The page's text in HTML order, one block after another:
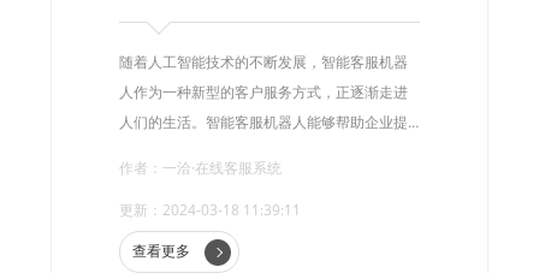
随着人工智能技术的不断发展，智能客服机器
人作为一种新型的客户服务方式，正逐渐走进
人们的生活。智能客服机器人能够帮助企业提
那么，智能客服机器人究竟是什么呢?
作者：一洽·在线客服系统
更新：2024-03-18 11:39:11
查看更多